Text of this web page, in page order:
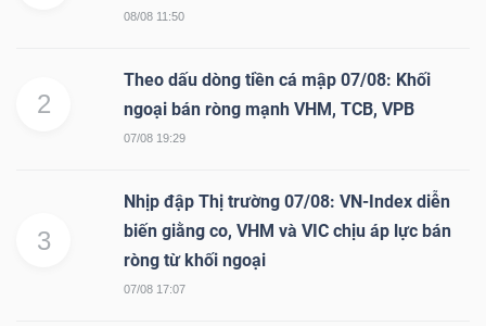
08/08 11:50
2
Theo dấu dòng tiền cá mập 07/08: Khối
ngoại bán ròng mạnh VHM, TCB, VPB
07/08 19:29
3
Nhịp đập Thị trường 07/08: VN-Index diễn
biến giằng co, VHM và VIC chịu áp lực bán
ròng từ khối ngoại
07/08 17:07